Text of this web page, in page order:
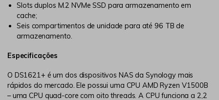
Slots duplos M.2 NVMe SSD para armazenamento em
cache;
Seis compartimentos de unidade para até 96 TB de
armazenamento.
Especificações
O DS1621+ é um dos dispositivos NAS da Synology mais
rápidos do mercado. Ele possui uma CPU AMD Ryzen V1500B
– uma CPU quad-core com oito threads. A CPU funciona a 2,2